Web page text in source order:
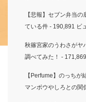
【悲報】セブン弁当
ている件- 190,891 ビ
秋篠宮家のうわさがヤ
調べてみた！ -
【Perfume】のっちが
マンボウやしろとの関